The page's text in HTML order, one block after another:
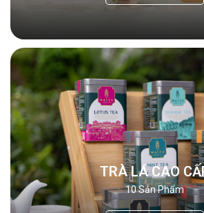
TRÀ LÁ CAO
10Sản Phẩm